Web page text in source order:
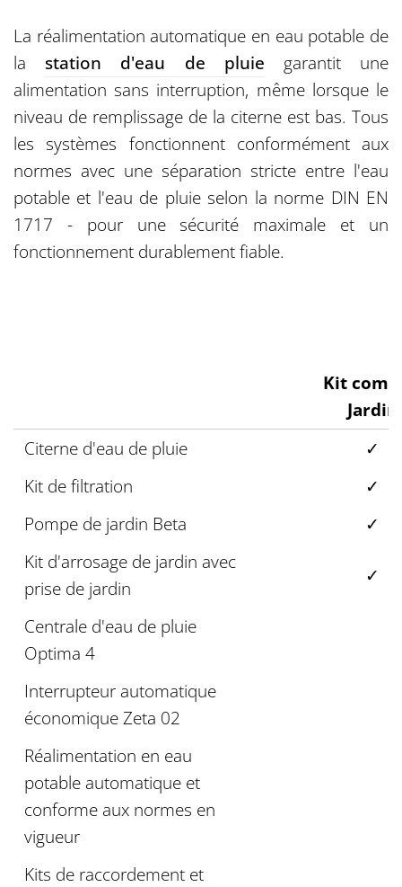
La réalimentation automatique en eau potable de
la station d'eau de pluie garantit une
alimentation sans interruption, même lorsque le
niveau de remplissage de la citerne est bas. Tous
les systèmes fonctionnent conformément aux
normes avec une séparation stricte entre l'eau
potable et l'eau de pluie selon la norme DIN EN
1717 - pour une sécurité maximale et un
fonctionnement durablement fiable.
Kit
Jardin
Citerne d'eau de pluie
✓
Kit de filtration
✓
Pompe de jardin Beta
✓
Kit d'arrosage de jardin avec
prise de jardin
✓
Centrale d'eau de pluie
Optima 4
Interrupteur automatique
économique Zeta 02
Réalimentation en eau
potable automatique et
conforme aux normes en
vigueur
Kits de raccordement et